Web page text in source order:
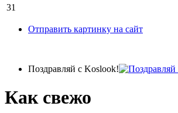
31
Отправить картинку на сайт
Поздравляй с Koslook!
Как свежо